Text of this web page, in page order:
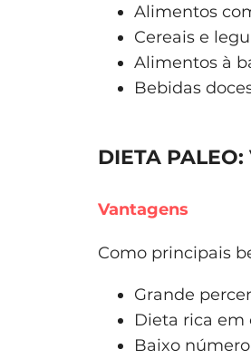
Alimentos
Cereais e
Alimentos à
Bebidas
DIETA PALEO:
Vantagens
Como principais
Grande
Dieta rica em
Baixo